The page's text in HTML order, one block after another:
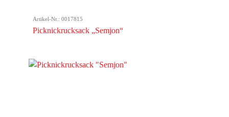
Artikel-Nr.: 0017815
Picknickrucksack „Semjon“